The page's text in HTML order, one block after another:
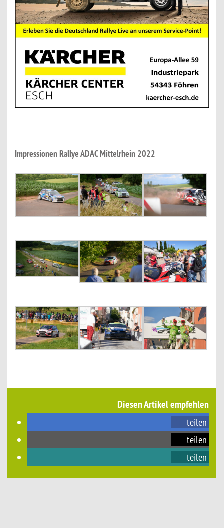
Impressionen Rallye ADAC Mittelrhein 2022
Diesen Artikel empfehlen
teilen
teilen
teilen